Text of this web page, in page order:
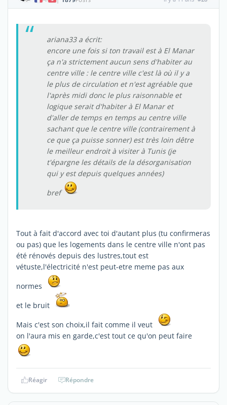
ariana33 a écrit:
encore une fois si ton travail est à El Manar
ça n'a strictement aucun sens d'habiter au
centre ville : le centre ville c'est là où il y a
le plus de circulation et n'est agréable que
l'après midi donc le plus raisonnable et
logique serait d'habiter à El Manar et
d'aller de temps en temps au centre ville
sachant que le centre ville (contrairement à
ce que ça puisse sonner) est très loin dêtre
le meilleur endroit à visiter à Tunis (je
t'épargne les détails de la désorganisation
qui y est depuis quelques années)
bref
Tout à fait d'accord avec toi d'autant plus (tu confirmeras
ou pas) que les logements dans le centre ville n'ont pas
été rénovés depuis des lustres,tout est
vétuste,l'électricité n'est peut-etre meme pas aux
normes
et le bruit
Mais c'est son choix,il fait comme il veut
on l'aura mis en garde,c'est tout ce qu'on peut faire
Réagir Répondre